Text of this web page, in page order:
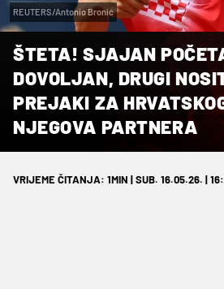
REUTERS/Antonio Bronić
ŠTETA! SJAJAN
DOVOLJAN, DRUGI
PREJAKI ZA
NJEGOVA PARTNERA
VRIJEME ČITANJA: 1MIN | SUB. 16.05.26. |